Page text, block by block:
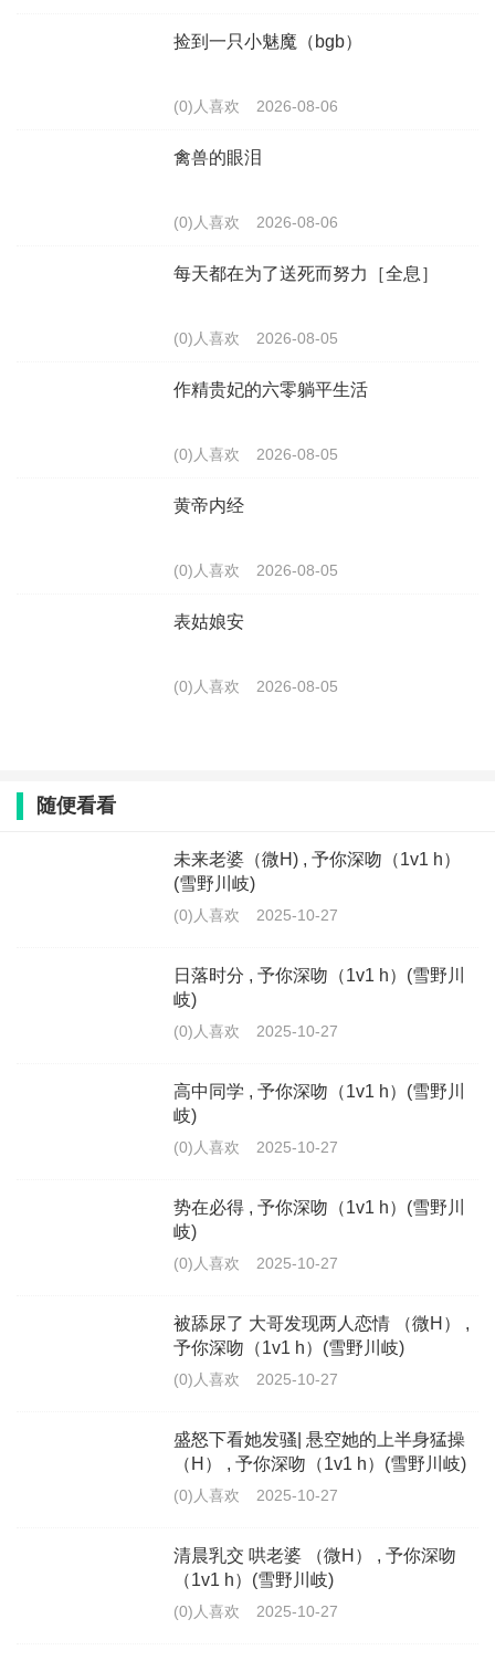
捡到一只小魅魔（bgb）
(0)人喜欢 2026-08-06
禽兽的眼泪
(0)人喜欢 2026-08-06
每天都在为了送死而努力［全息］
(0)人喜欢 2026-08-05
作精贵妃的六零躺平生活
(0)人喜欢 2026-08-05
黄帝内经
(0)人喜欢 2026-08-05
表姑娘安
(0)人喜欢 2026-08-05
随便看看
未来老婆（微H) , 予你深吻（1v1 h）
(雪野川岐)
(0)人喜欢 2025-10-27
日落时分 , 予你深吻（1v1 h）(雪野川
岐)
(0)人喜欢 2025-10-27
高中同学 , 予你深吻（1v1 h）(雪野川
岐)
(0)人喜欢 2025-10-27
势在必得 , 予你深吻（1v1 h）(雪野川
岐)
(0)人喜欢 2025-10-27
被舔尿了 大哥发现两人恋情 （微H） ,
予你深吻（1v1 h）(雪野川岐)
(0)人喜欢 2025-10-27
盛怒下看她发骚| 悬空她的上半身猛操
（H） , 予你深吻（1v1 h）(雪野川岐)
(0)人喜欢 2025-10-27
清晨乳交 哄老婆 （微H） , 予你深吻
（1v1 h）(雪野川岐)
(0)人喜欢 2025-10-27